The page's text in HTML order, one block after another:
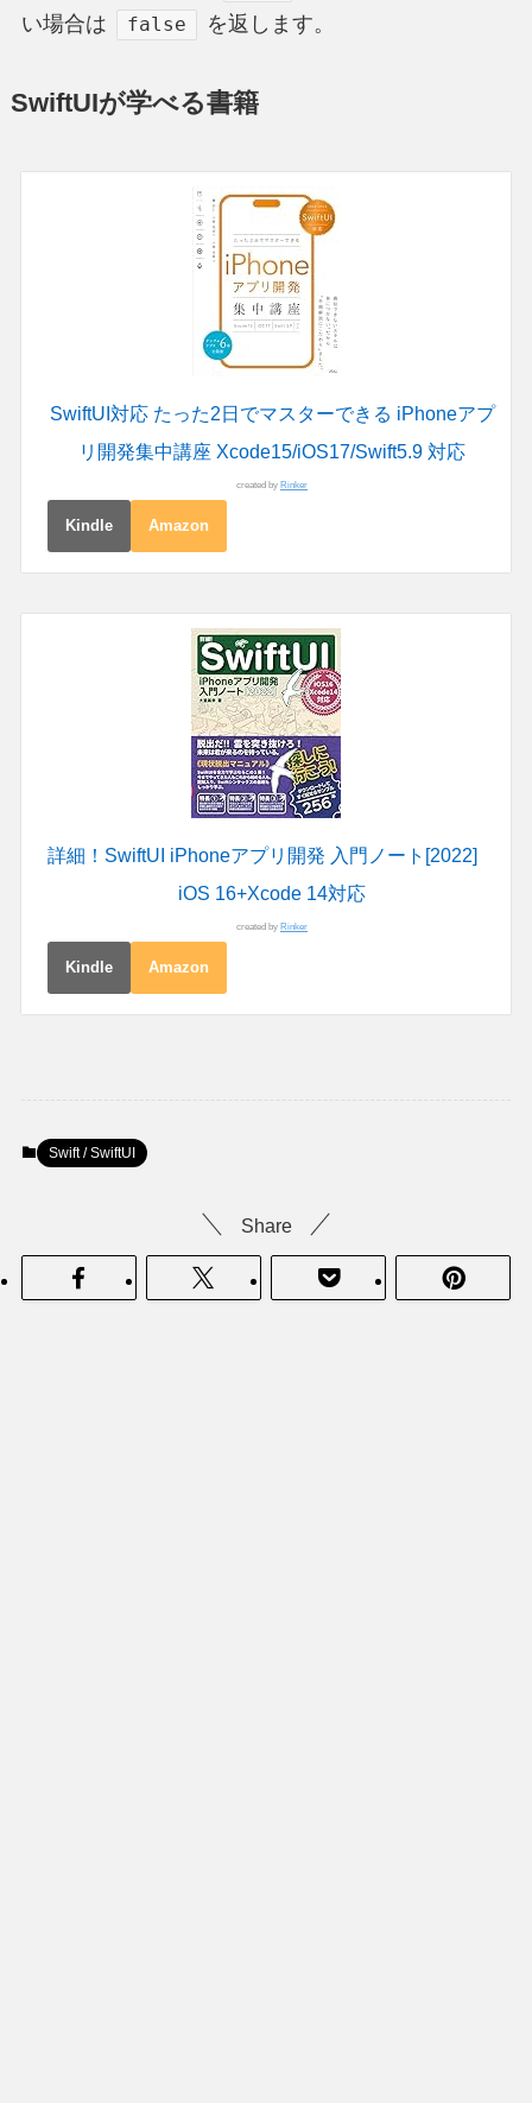
い場合は false を返します。
SwiftUIが学べる書籍
SwiftUI対応 たった2日でマスターできる iPhoneアプ
リ開発集中講座 Xcode15/iOS17/Swift5.9 対応
created by Rinker
Kindle Amazon
詳細！SwiftUI iPhoneアプリ開発 入門ノート[2022]
iOS 16+Xcode 14対応
created by Rinker
Kindle Amazon
Swift / SwiftUI
Share